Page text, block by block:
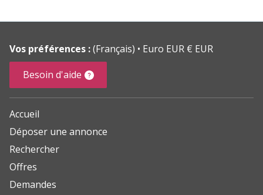
Vos préférences :(Français)
Euro EUR € EUR
Besoin d'aide
Accueil
Déposer une annonce
Rechercher
Offres
Demandes